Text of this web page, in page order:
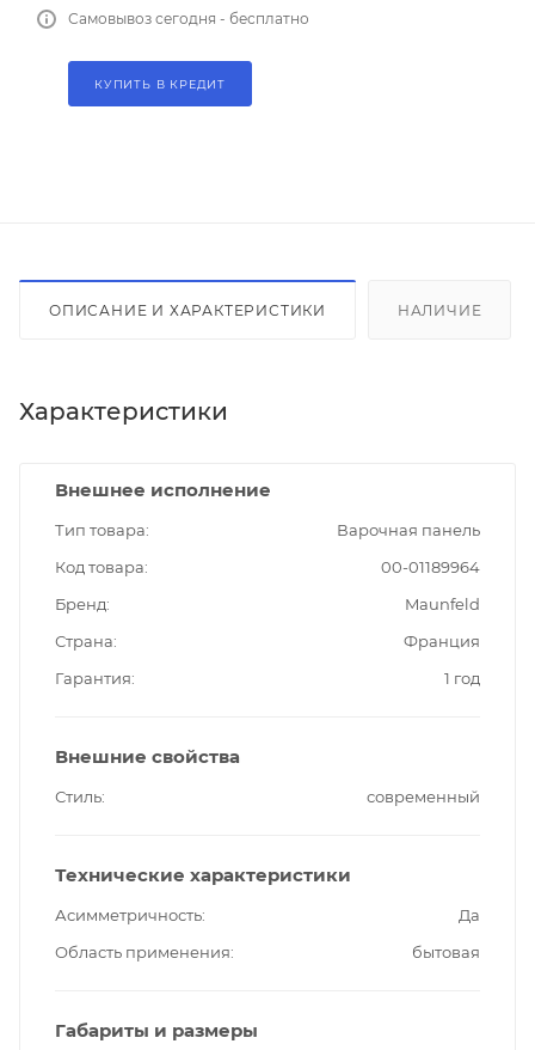
Самовывоз сегодня - бесплатно
КУПИТЬ В КРЕДИТ
ОПИСАНИЕ И ХАРАКТЕРИСТИКИ НАЛИЧИЕ
Характеристики
Внешнее исполнение
Тип товара
Варочная панель
Код товара
00-01189964
Бренд
Maunfeld
Страна
Франция
Гарантия
1 год
Внешние свойства
Стиль современный
Технические характеристики
Асимметричность
Да
Область применения
бытовая
Габариты и размеры